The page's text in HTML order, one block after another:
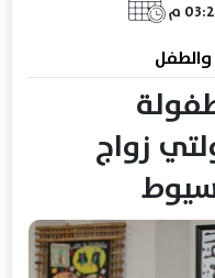
والطفل
زواج